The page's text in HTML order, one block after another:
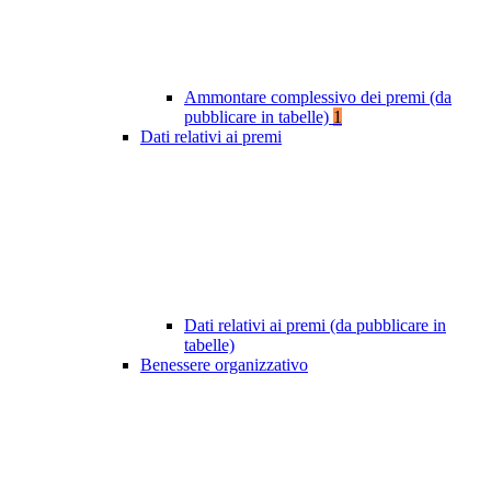
Ammontare complessivo dei premi (da
pubblicare in tabelle) 1
Dati relativi ai premi
Dati relativi ai premi (da pubblicare in
tabelle)
Benessere organizzativo